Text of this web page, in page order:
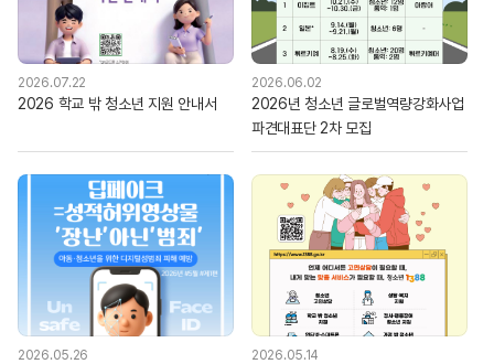
2026.07.22
2026 학교 밖 청소년 지원 안내서
2026.06.02
2026년 청소년 글로벌역량강화사업
파견대표단 2차 모집
2026.05.26 2026.05.14